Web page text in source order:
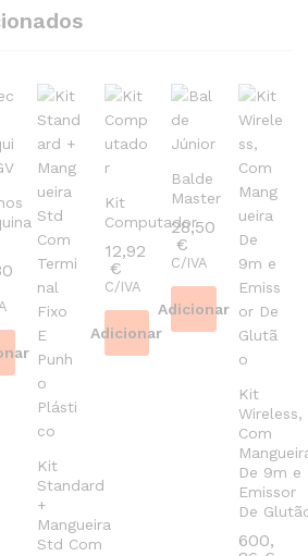
Kit
Standard
+
Mangueira
Std Com
Kit
Computador
12,92
€
C/IVA
Adicionar
Balde
Master
28,50
€
C/IVA
Adicionar
Kit
Wireless,
Com
De 9m e
Emissor
De
600,